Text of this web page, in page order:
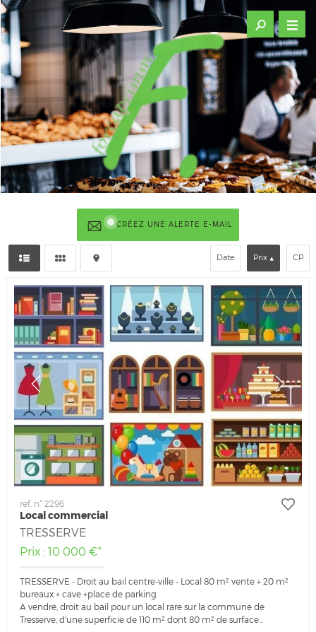
CRÉEZ UNE ALERTE E-MAIL
Date Prix CP
ref. n° 2296
Local commercial
TRESSERVE
Prix : 10 000 €*
TRESSERVE - Droit au bail centre-ville - Local 80 m² vente + 20 m²
bureaux + cave +place de parking
A vendre, droit au bail pour un local rare sur la commune de
Tresserve, d'une superficie de 110 m² dont 80 m² de surface...